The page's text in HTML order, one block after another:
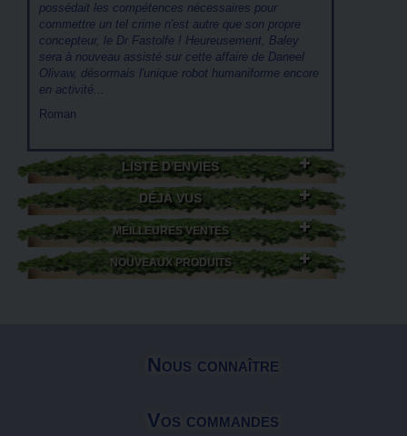
possédait les compétences nécessaires pour
commettre un tel crime n'est autre que son propre
concepteur, le Dr Fastolfe ! Heureusement, Baley
sera à nouveau assisté sur cette affaire de Daneel
Olivaw, désormais l'unique robot humaniforme encore
en activité...
Roman
LISTE D'ENVIES
DÉJÀ VUS
MEILLEURES VENTES
NOUVEAUX PRODUITS
Nous connaître
Vos commandes